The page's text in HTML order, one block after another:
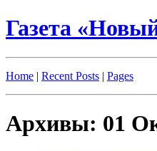
Газета
Home | Recent Posts | Pages
Архивы: 01